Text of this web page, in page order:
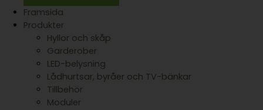
Framsida
Produkter
Hyllor och skåp
Garderober
LED-belysning
Lådhurtsar, byråer och TV-bänkar
Tillbehör
Moduler